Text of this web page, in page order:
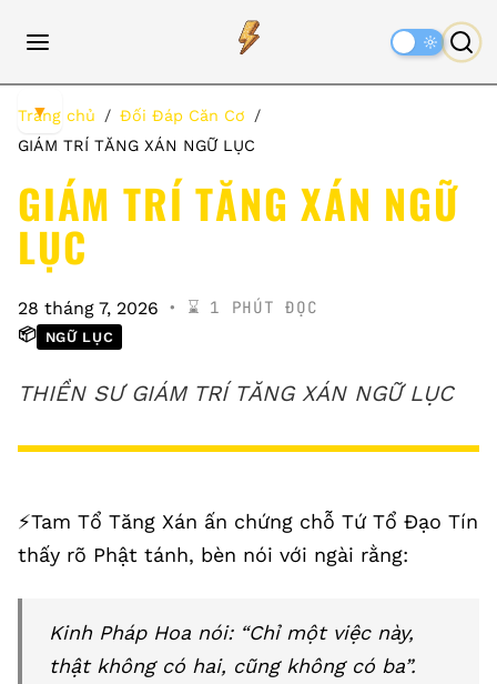
Trang chủ
Đối Đáp Căn Cơ
GIÁM TRÍ TĂNG XÁN NGỮ LỤC
GIÁM TRÍ TĂNG XÁN NGỮ
LỤC
28 tháng 7, 2026 ⌛️ 1 PHÚT ĐỌC
📦 NGỮ LỤC
THIỀN SƯ GIÁM TRÍ TĂNG XÁN NGỮ LỤC
⚡️Tam Tổ Tăng Xán ấn chứng chỗ Tứ Tổ Đạo Tín
thấy rõ Phật tánh, bèn nói với ngài rằng:
Kinh Pháp Hoa nói: “Chỉ một việc này,
thật không có hai, cũng không có ba”.
▼